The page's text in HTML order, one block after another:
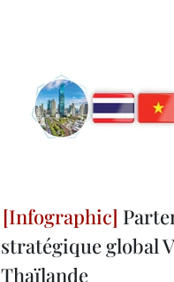
stratégique global
Thaïlande